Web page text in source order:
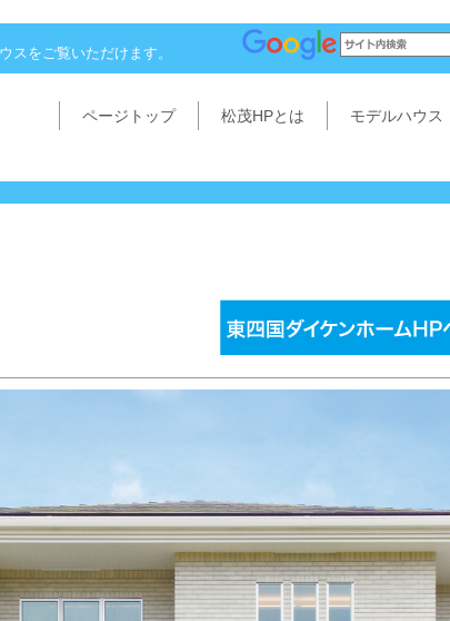
スをご覧いただけます。
ページトップ 松茂HPとは モデルハウス